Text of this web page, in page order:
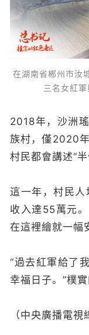
在湖南省郴州市汝
三名女紅軍
2018年，沙洲
族村，僅2020
村民都會講述“半
這一年，村民
收入達55萬元
在這裡繪就一幅
“過去紅軍給了
幸福日子。”樸
（中央廣播電視